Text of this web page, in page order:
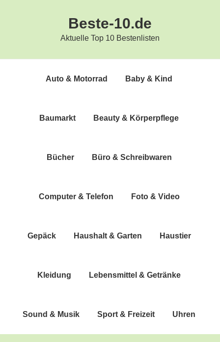
Beste-10.de
Aktuelle Top 10 Bestenlisten
Auto & Motorrad Baby & Kind
Bau­markt Beau­ty & Körperpflege
Bücher Büro & Schreibwaren
Com­pu­ter & Telefon Foto & Video
Gepäck Haus­halt & Garten Haus­tier
Klei­dung Lebens­mit­tel & Getränke
Sound & Musik Sport & Freizeit Uhren